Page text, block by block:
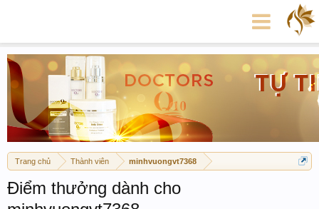
Trang chủ Thành viên minhvuongvt7368
Điểm thưởng dành cho